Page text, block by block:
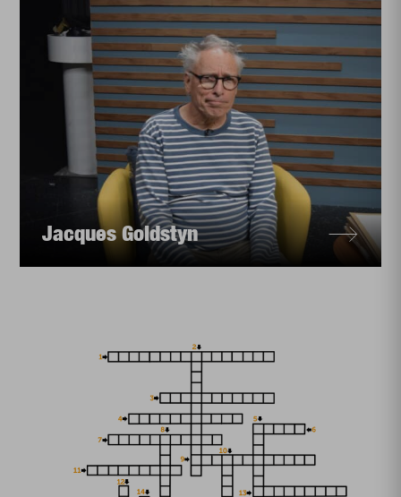
Jacques Goldstyn